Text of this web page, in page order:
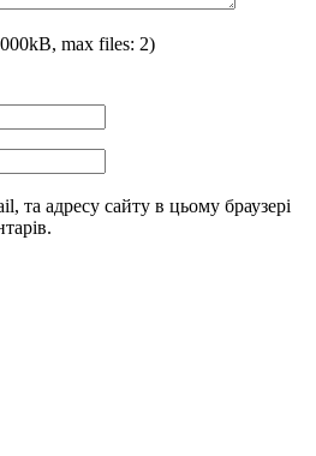
max files: 2)
та адресу сайту в цьому браузері